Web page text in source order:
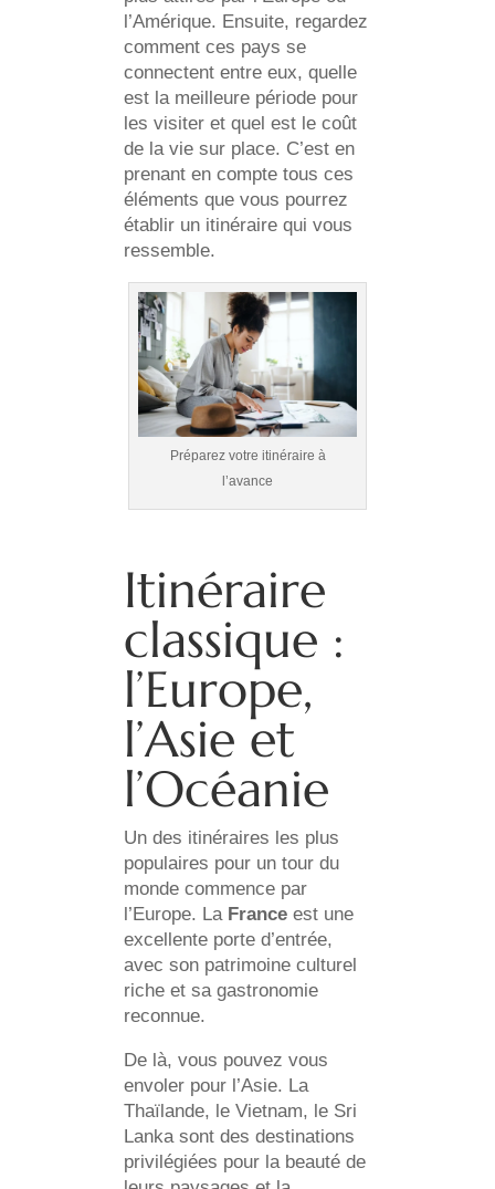
l’Amérique. Ensuite, regardez
comment ces pays se
connectent entre eux, quelle
est la meilleure période pour
les visiter et quel est le coût
de la vie sur place. C’est en
prenant en compte tous ces
éléments que vous pourrez
établir un itinéraire qui vous
ressemble.
Préparez votre itinéraire à
l’avance
Itinéraire
classique :
l’Europe,
l’Asie et
l’Océanie
Un des itinéraires les plus
populaires pour un tour du
monde commence par
l’Europe. La France est une
excellente porte d’entrée,
avec son patrimoine culturel
riche et sa gastronomie
reconnue.
De là, vous pouvez vous
envoler pour l’Asie. La
Thaïlande, le Vietnam, le Sri
Lanka sont des destinations
privilégiées pour la beauté de